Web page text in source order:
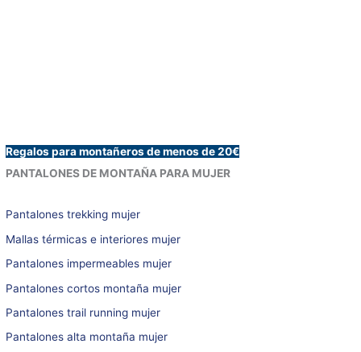
Regalos para montañeros de menos de 20€
PANTALONES DE MONTAÑA PARA MUJER
Pantalones trekking mujer
Mallas térmicas e interiores mujer
Pantalones impermeables mujer
Pantalones cortos montaña mujer
Pantalones trail running mujer
Pantalones alta montaña mujer